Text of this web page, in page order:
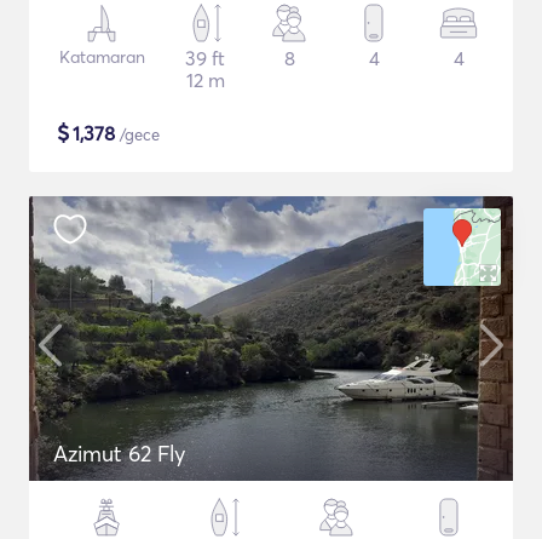
Katamaran
39 ft
12 m
8 4 4
$1,378 /gece
Azimut 62 Fly